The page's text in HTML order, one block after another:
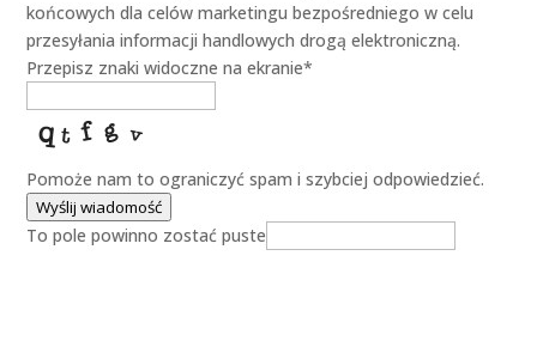
końcowych dla celów marketingu bezpośredniego w celu
przesyłania informacji handlowych drogą elektroniczną.
Przepisz znaki widoczne na ekranie*
Pomoże nam to ograniczyć spam i szybciej odpowiedzieć.
Wyślij wiadomość
To pole powinno zostać puste